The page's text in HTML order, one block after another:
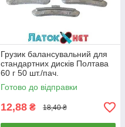
Грузик балансувальний для
стандартних дисків Полтава
60 г 50 шт./пач.
Готово до відправки
12,88 ₴ 18,40 ₴